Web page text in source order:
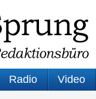
Radio Video